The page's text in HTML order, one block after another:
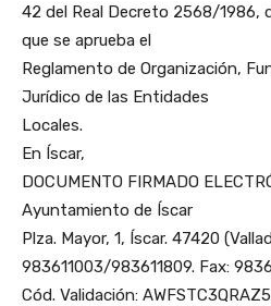
42 del Real Decreto 2568/1986,
que se aprueba el
Reglamento de Organización,
Jurídico de las Entidades
Locales.
En Íscar,
DOCUMENTO FIRMADO
Ayuntamiento de Íscar
Plza. Mayor, 1, Íscar. 47420
983611003/983611809. Fax:
Cód. Validación: